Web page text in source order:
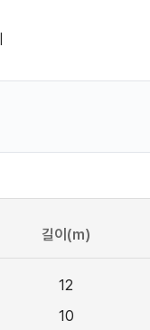
길이(m)
12
10